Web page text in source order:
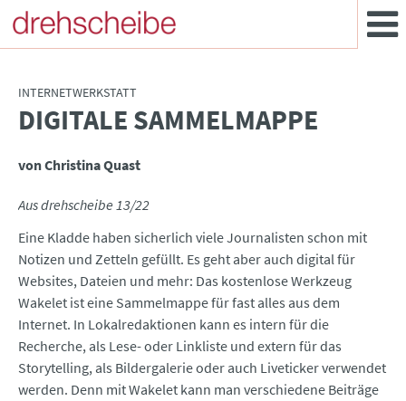
INTERNETWERKSTATT
:DIGITALE SAMMELMAPPE
von Christina Quast
Aus drehscheibe 13/22
Eine Kladde haben sicherlich viele Journalisten schon mit
Notizen und Zetteln gefüllt. Es geht aber auch digital für
Websites, Dateien und mehr: Das kostenlose Werkzeug
Wakelet ist eine Sammelmappe für fast alles aus dem
Internet. In Lokalredaktionen kann es intern für die
Recherche, als Lese- oder Linkliste und extern für das
Storytelling, als Bildergalerie oder auch Liveticker verwendet
werden. Denn mit Wakelet kann man verschiedene Beiträge